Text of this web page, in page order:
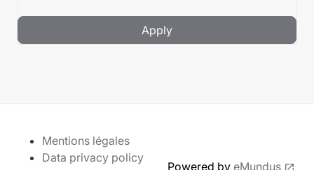
Apply
Mentions légales
Data privacy policy
Powered by eMundus